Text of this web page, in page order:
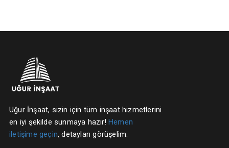
Uğur İnşaat, sizin için tüm inşaat hizmetlerini
en iyi şekilde sunmaya hazır! Hemen
iletişime geçin, detayları görüşelim.